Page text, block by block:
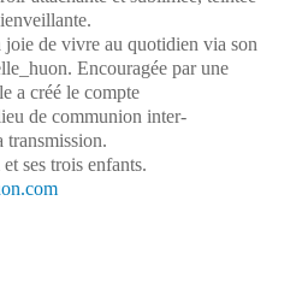
de vivre au quotidien via son
Encouragée par une
a créé le compte
de communion inter-
transmission.
ses trois enfants.